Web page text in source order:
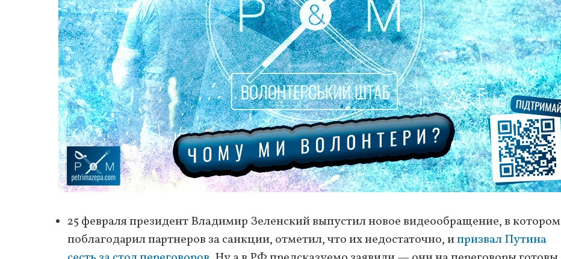
25 февраля президент Владимир Зеленский выпустил новое видеообращение, в котором
поблагодарил партнеров за санкции, отметил, что их недостаточно, ипризвал Путина